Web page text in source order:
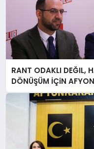
RANT ODAKLI DEĞIL,
DÖNÜŞÜM İÇiN